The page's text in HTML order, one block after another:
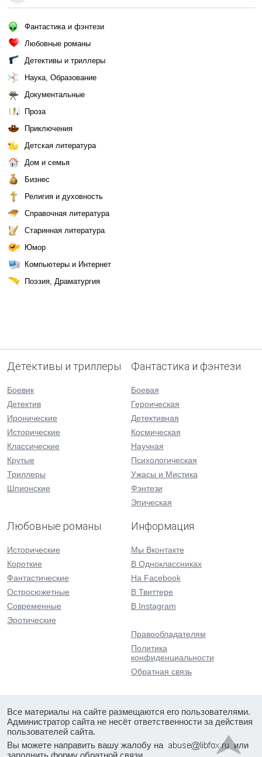
Фантастика и фэнтези
Любовные романы
Детективы и триллеры
Наука, Образование
Документальные
Проза
Приключения
Детская литература
Дом и семья
Бизнес
Религия и духовность
Справочная литература
Старинная литература
Юмор
Компьютеры и Интернет
Поэзия, Драматургия
Детективы и триллеры
Боевик
Детектив
Иронические
Исторические
Классические
Крутые
Триллеры
Шпионские
Фантастика и фэнтези
Боевая
Героическая
Детективная
Космическая
Научная
Психологическая
Ужасы и Мистика
Фэнтези
Эпическая
Любовные романы
Исторические
Короткие
Фантастические
Остросюжетные
Современные
Эротические
Информация
Мы Вконтакте
В Одноклассниках
На Facebook
В Твиттере
В Instagram
Правообладателям
Политика
конфиденциальности
Обратная связь
Все материалы на сайте размещаются его пользователями.
Администратор сайта не несёт ответственности за действия
пользователей сайта.
Вы можете направить вашу жалобу на
или
заполнить форму обратной связи